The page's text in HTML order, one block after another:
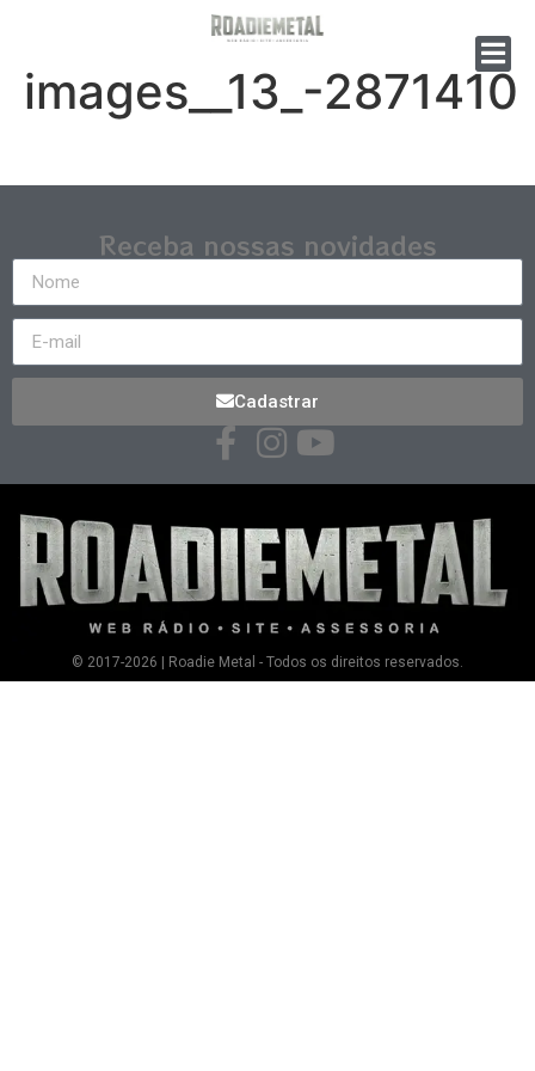
images__13_-2871410
Receba nossas novidades
Cadastrar
© 2017-2026 | Roadie Metal - Todos os direitos reservados.